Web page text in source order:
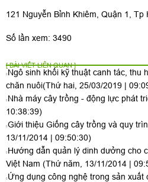
121 Nguyễn Bỉnh Khiêm, Quận 1, Tp
Số lần xem: 3490
[ BÀI VIẾT LIÊN QUAN ]
Ngô sinh khối kỹ thuật canh tác, thu
chăn nuôi(Thứ hai, 25/03/2019 |
Nhà máy cây trồng - động lực phát
10:38:39)
Giới thiệu Giống cây trồng và quy
13/11/2014 | 09:50:30)
Hướng dẫn quản lý dinh dưởng cho
Việt Nam (Thứ năm, 13/11/2014 |
Ứng dụng công nghệ trong sản xuất